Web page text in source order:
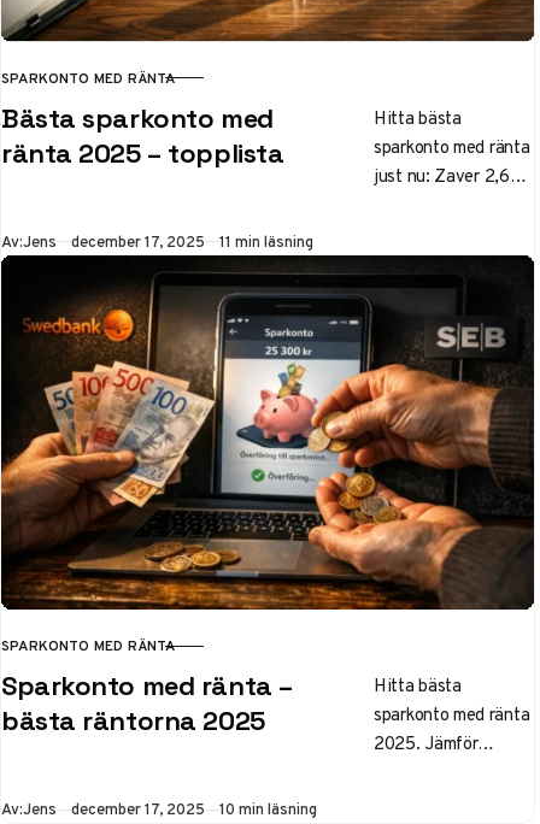
KATEGORI
SPARKONTO MED RÄNTA
Bästa sparkonto med
ränta 2025 – topplista
Hitta bästa
sparkonto med ränta
just nu: Zaver 2,6%,
Jämför flexibla
konton med
insättningsgaranti
upp till 1 050 000 kr.
Tips om ränta-på-
ränta, bindning och
vanliga misstag för
ditt buffertsparande.
Av:Jens Publicerad
december 17, 2025 11 min läsning
KATEGORI
SPARKONTO MED RÄNTA
Sparkonto med ränta –
bästa räntorna 2025
Hitta bästa
sparkonto med ränta
2025. Jämför
Av:Jens Publicerad
december 17, 2025 10 min läsning